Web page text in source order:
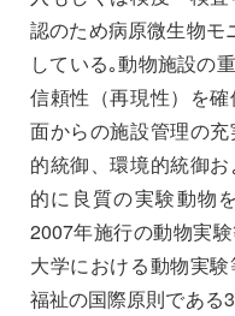
認のため病原微生物モ
している｡動物施設の
信頼性（再現性）を
面からの施設管理の
的統御、環境的統御
的に良質の実験動物
2007年施行の動物実
大学における動物実
福祉の国際原則である